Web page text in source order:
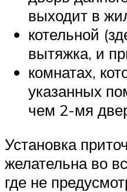
выходит в
котельной
вытяжка, и
комнатах,
указанных
чем 2-мя
Установка
желательна во
где не